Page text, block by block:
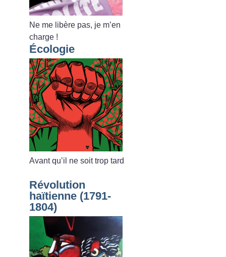
Ne me libère pas, je m’en
charge !
Écologie
Avant qu’il ne soit trop tard
Révolution
haïtienne (1791-
1804)